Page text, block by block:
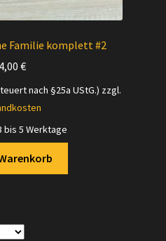
Familie komplett #2
€
nach §25a UStG.) zzgl.
bis 5 Werktage